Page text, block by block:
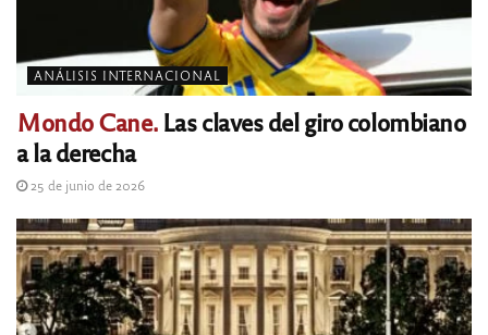
ANÁLISIS INTERNACIONAL
Mondo Cane.Las claves del giro colombiano
a la derecha
25 de junio de 2026